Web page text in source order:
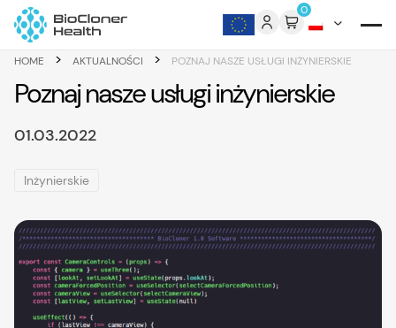
Skip to content 0
HOME > AKTUALNOŚCI > POZNAJ NASZE USŁUGI INŻYNIERSKIE
Poznaj nasze usługi inżynierskie
01.03.2022
Inżynierskie